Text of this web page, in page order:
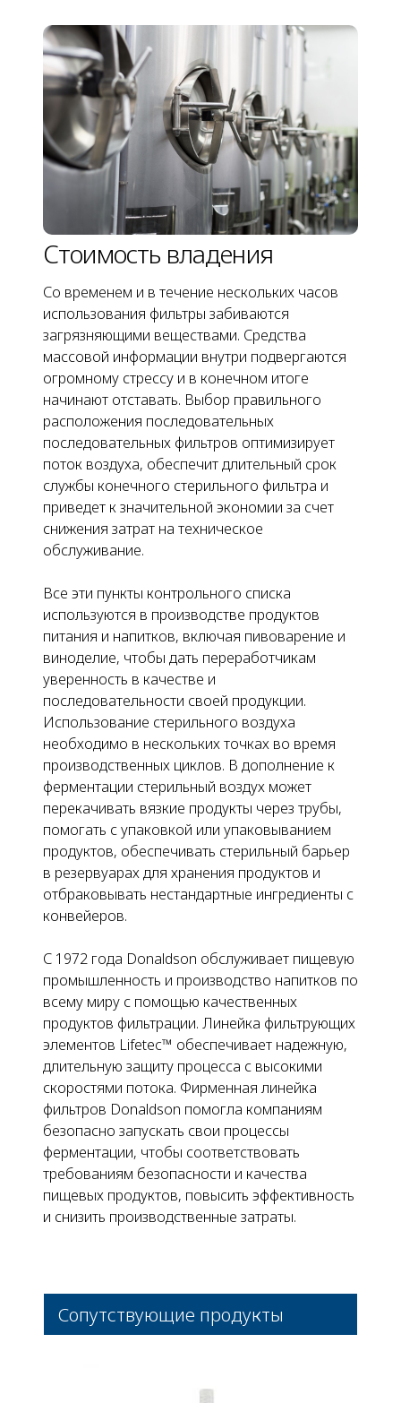
Стоимость владения
Со временем и в течение нескольких часов
использования фильтры забиваются
загрязняющими веществами. Средства
массовой информации внутри подвергаются
огромному стрессу и в конечном итоге
начинают отставать. Выбор правильного
расположения последовательных
последовательных фильтров оптимизирует
поток воздуха, обеспечит длительный срок
службы конечного стерильного фильтра и
приведет к значительной экономии за счет
снижения затрат на техническое
обслуживание.
Все эти пункты контрольного списка
используются в производстве продуктов
питания и напитков, включая пивоварение и
виноделие, чтобы дать переработчикам
уверенность в качестве и
последовательности своей продукции.
Использование стерильного воздуха
необходимо в нескольких точках во время
производственных циклов. В дополнение к
ферментации стерильный воздух может
перекачивать вязкие продукты через трубы,
помогать с упаковкой или упаковыванием
продуктов, обеспечивать стерильный барьер
в резервуарах для хранения продуктов и
отбраковывать нестандартные ингредиенты с
конвейеров.
С 1972 года Donaldson обслуживает пищевую
промышленность и производство напитков по
всему миру с помощью качественных
продуктов фильтрации. Линейка фильтрующих
элементов Lifetec™ обеспечивает надежную,
длительную защиту процесса с высокими
скоростями потока. Фирменная линейка
фильтров Donaldson помогла компаниям
безопасно запускать свои процессы
ферментации, чтобы соответствовать
требованиям безопасности и качества
пищевых продуктов, повысить эффективность
и снизить производственные затраты.
Сопутствующие продукты